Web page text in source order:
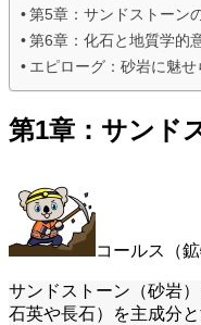
第5章：サンドストーン
第6章：化石と地質学的
エピローグ：砂岩に魅せ
第1章：サンド
コールス（鉱
サンドストーン（砂岩
石英や長石）を主成分